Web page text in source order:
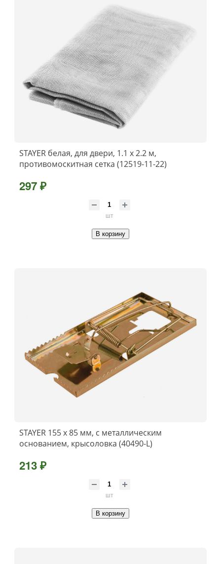
STAYER белая, для двери, 1.1 х 2.2 м,
противомоскитная сетка (12519-11-22)
297 ₽
шт
В корзину
STAYER 155 х 85 мм, с металлическим
основанием, крысоловка (40490-L)
213 ₽
шт
В корзину